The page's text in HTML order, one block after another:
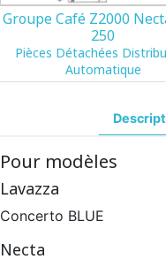
Groupe Café Z2000
250
Pièces Détachées
Automatique
Pour modèles
Lavazza
Concerto BLUE
Necta